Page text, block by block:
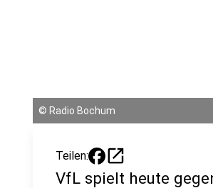
© Radio Bochum
Teilen: open_in_new
VfL spielt heute